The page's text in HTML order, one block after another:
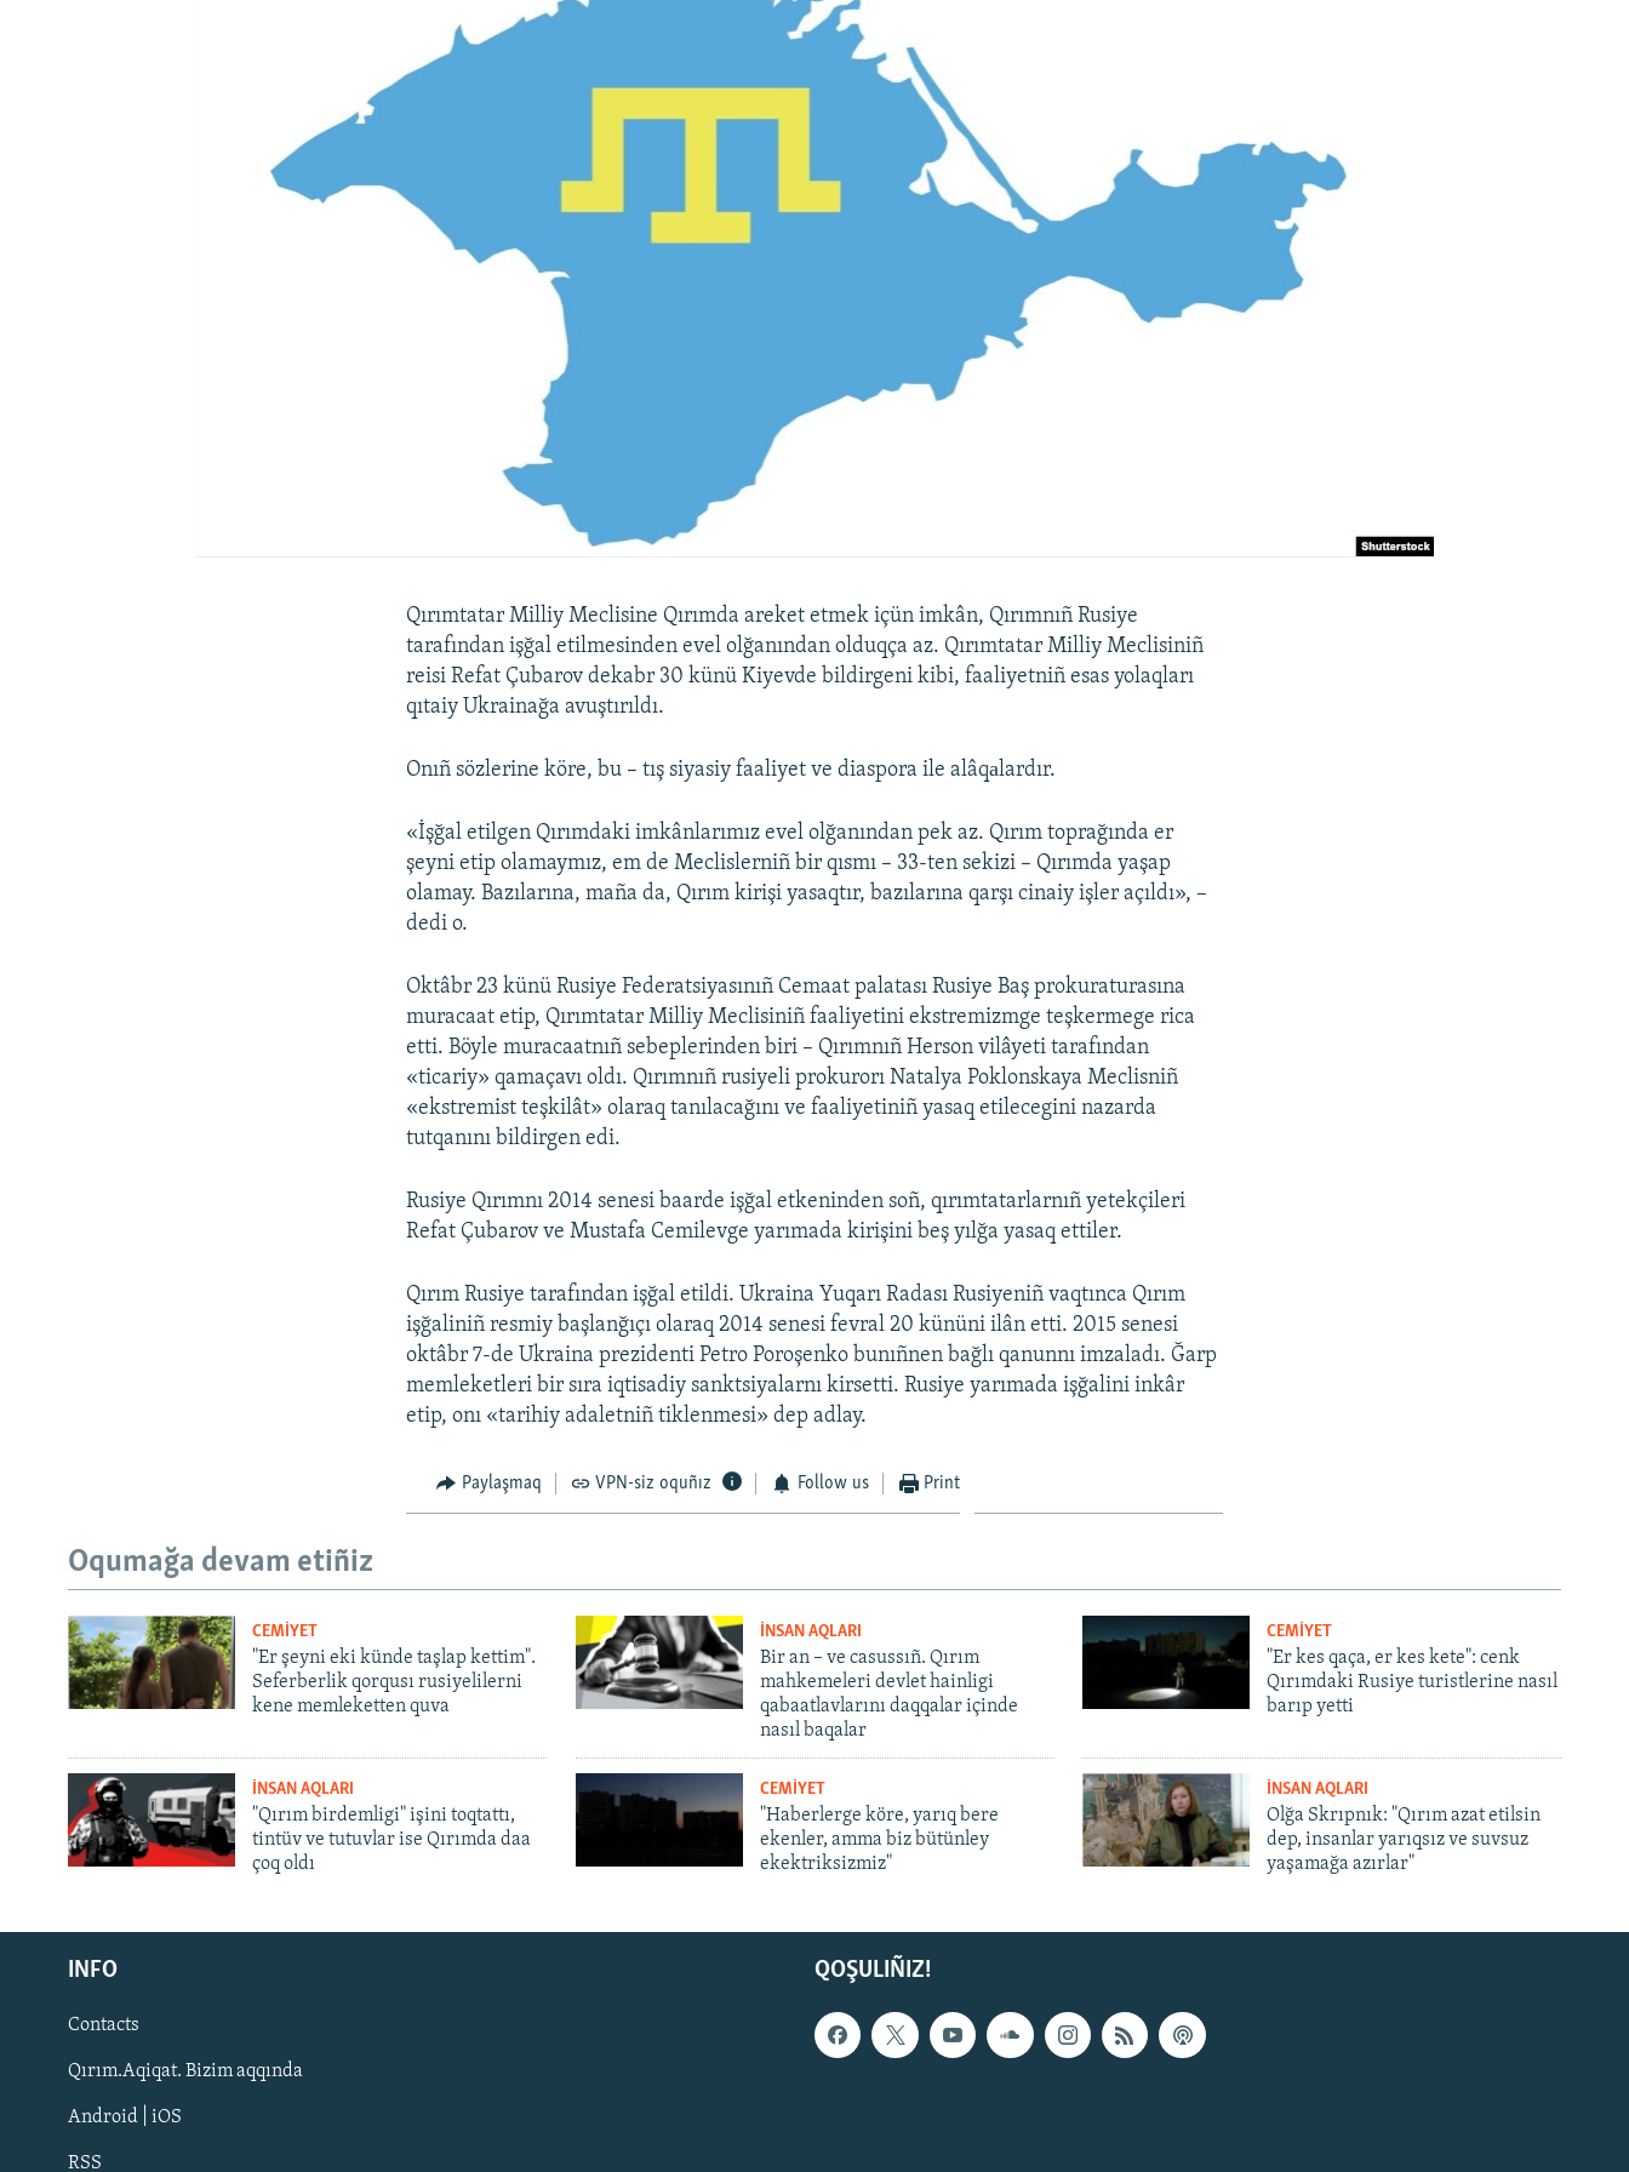
Русский
Українською
QOŞULIÑIZ!
Qırımtatar Milliy Meclisine Qırımda areket etmek içün imkân, Qırımnıñ Rusiye
tarafından işğal etilmesinden evel olğanından olduqça az. Qırımtatar Milliy Meclisiniñ
reisi Refat Çubarov dekabr 30 künü Kiyevde bildirgeni kibi, faaliyetniñ esas yolaqları
qıtaiy Ukrainağa avuştırıldı.
Onıñ sözlerine köre, bu – tış siyasiy faaliyet ve diaspora ile alâqаlardır.
«İşğal etilgen Qırımdaki imkânlarımız evel olğanından pek az. Qırım toprağında er
şeyni etip olamaymız, em de Meclislerniñ bir qısmı – 33-ten sekizi – Qırımda yaşap
olamay. Bazılarına, maña da, Qırım kirişi yasaqtır, bazılarına qarşı cinaiy işler açıldı», –
dedi o.
Oktâbr 23 künü Rusiye Federatsiyasınıñ Cemaat palatası Rusiye Baş prokuraturasına
muracaat etip, Qırımtatar Milliy Meclisiniñ faaliyetini ekstremizmge teşkermege rica
etti. Böyle muracaatnıñ sebeplerinden biri – Qırımnıñ Herson vilâyeti tarafından
«ticariy» qamaçavı oldı. Qırımnıñ rusiyeli prokurorı Natalya Poklonskaya Meclisniñ
«ekstremist teşkilât» olaraq tanılacağını ve faaliyetiniñ yasaq etilecegini nazarda
tutqanını bildirgen edi.
Rusiye Qırımnı 2014 senesi baarde işğal etkeninden soñ, qırımtatarlarnıñ yetekçileri
Refat Çubarov ve Mustafa Cemilevge yarımada kirişini beş yılğa yasaq ettiler.
Qırım Rusiye tarafından işğal etildi. Ukraina Yuqarı Radası Rusiyeniñ vaqtınca Qırım
işğaliniñ resmiy başlanğıçı olaraq 2014 senesi fevral 20 kününi ilân etti. 2015 senesi
oktâbr 7-de Ukraina prezidenti Petro Poroşenko bunıñnen bağlı qanunnı imzaladı. Ğarp
memleketleri bir sıra iqtisadiy sanktsiyalarnı kirsetti. Rusiye yarımada işğalini inkâr
etip, onı «tarihiy adaletniñ tiklenmesi» dep adlay.
Paylaşmaq VPN-siz oquñız Follow us Print
Oqumağa devam etiñiz
CEMİYET
"Er şeyni eki künde taşlap kettim".
Seferberlik qorqusı rusiyelilerni
kene memleketten quva
İNSAN AQLARI
Bir an – ve casussıñ. Qırım
mahkemeleri devlet hainligi
qabaatlavlarını daqqalar içinde
nasıl baqalar
CEMİYET
"Er kes qaça, er kes kete": cenk
Qırımdaki Rusiye turistlerine nasıl
barıp yetti
İNSAN AQLARI
"Qırım birdemligi" işini toqtattı,
tintüv ve tutuvlar ise Qırımda daa
çoq oldı
CEMİYET
"Haberlerge köre, yarıq bere
ekenler, amma biz bütünley
ekektriksizmiz"
İNSAN AQLARI
Olğa Skrıpnık: "Qırım azat etilsin
dep, insanlar yarıqsız ve suvsuz
yaşamağa azırlar"
QOŞULIÑIZ!
INFO
Contacts
Qırım.Aqiqat. Bizim aqqında
Android | iOS
RSS